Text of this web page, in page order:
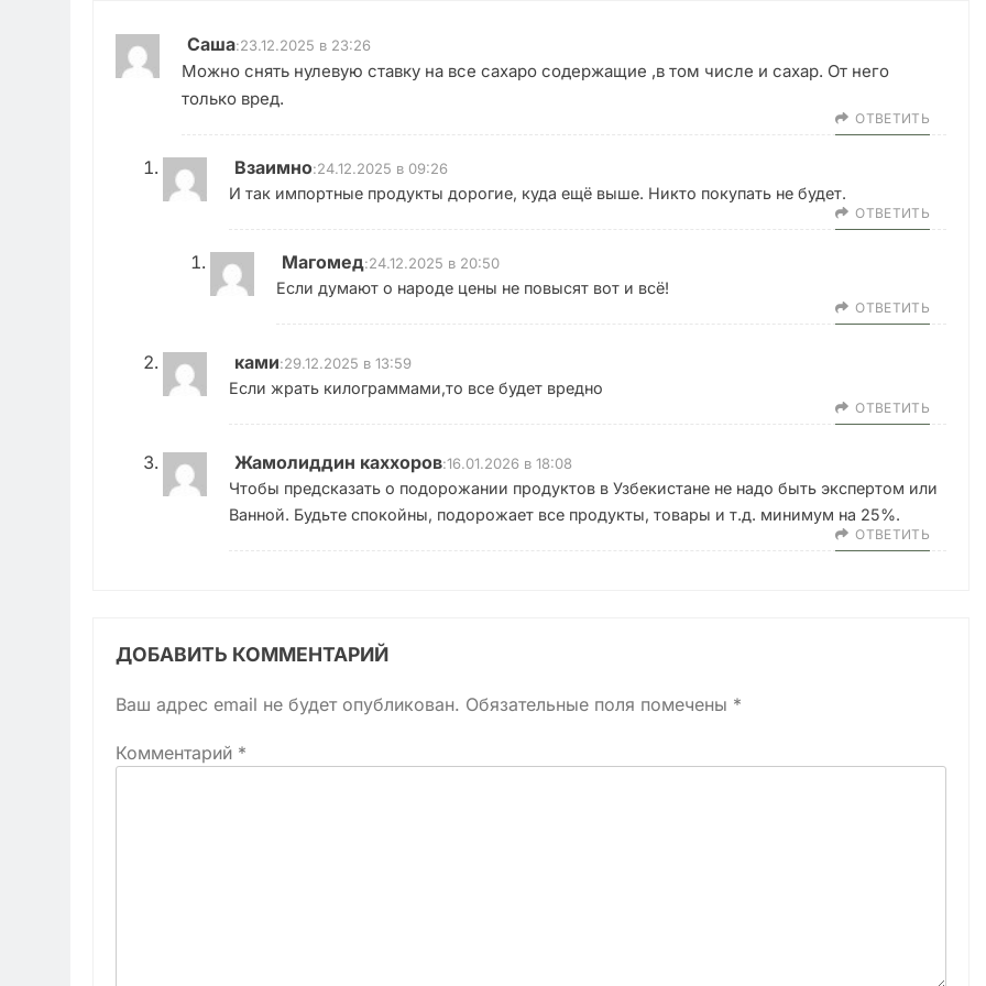
Саша:23.12.2025 в 23:26
Можно снять нулевую ставку на все сахаро содержащие ,в том числе и сахар. От него
только вред.
ОТВЕТИТЬ
Взаимно:24.12.2025 в 09:26
И так импортные продукты дорогие, куда ещё выше. Никто покупать не будет.
ОТВЕТИТЬ
Магомед:24.12.2025 в 20:50
Если думают о народе цены не повысят вот и всё!
ОТВЕТИТЬ
ками:29.12.2025 в 13:59
Если жрать килограммами,то все будет вредно
ОТВЕТИТЬ
Жамолиддин каххоров:16.01.2026 в 18:08
Чтобы предсказать о подорожании продуктов в Узбекистане не надо быть экспертом или
Ванной. Будьте спокойны, подорожает все продукты, товары и т.д. минимум на 25%.
ОТВЕТИТЬ
ДОБАВИТЬ КОММЕНТАРИЙ
Ваш адрес email не будет опубликован. Обязательные поля помечены *
Комментарий *